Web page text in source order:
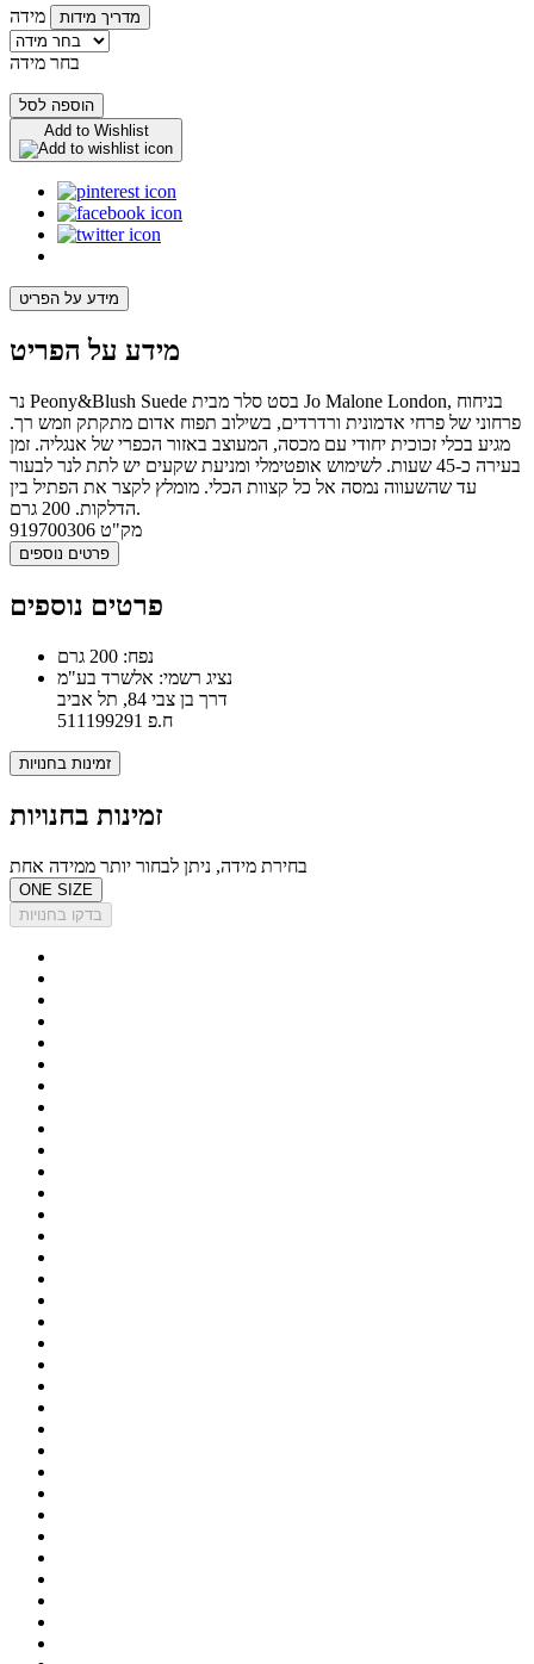
מידה
מדריך מידות
בחר מידה
הוספה לסל
Add to Wishlist
מידע על הפריט
מידע על הפריט
נר Peony&Blush Suede בסט סלר מבית Jo Malone London, בניחוח
פרחוני של פרחי אדמונית ורדרדים, בשילוב תפוח אדום מתקתק וזמש רך.
מגיע בכלי זכוכית יחודי עם מכסה, המעוצב באזור הכפרי של אנגליה. זמן
בעירה כ-45 שעות. לשימוש אופטימלי ומניעת שקעים יש לתת לנר לבעור
עד שהשעווה נמסה אל כל קצוות הכלי. מומלץ לקצר את הפתיל בין
הדלקות. 200 גרם.
מק"ט 919700306
פרטים נוספים
פרטים נוספים
נפח: 200 גרם
נציג רשמי: אלשרד בע"מ
דרך בן צבי 84, תל אביב
ח.פ 511199291
זמינות בחנויות
זמינות בחנויות
בחירת מידה, ניתן לבחור יותר ממידה אחת
ONE SIZE
בדקו בחנויות